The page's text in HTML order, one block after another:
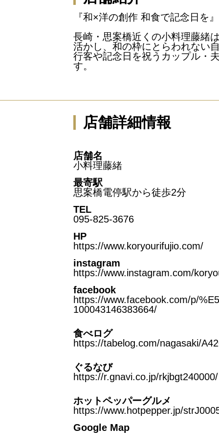
『和×洋の創作 和食で記念日を』
長崎・思案橋近くの小料理藤緒
活かし、和の枠にとらわれない
行客や記念日を祝うカップル・
す。
店舗詳細情報
店舗名
小料理藤緒
最寄駅
思案橋電停駅から徒歩2分
TEL
095-825-3676
HP
https://www.koryourifujio.com/
instagram
https://www.instagram.com/
facebook
https://www.facebook.com/p/
100043146383664/
食べログ
https://tabelog.com/nagasaki/
ぐるなび
https://r.gnavi.co.jp/rkjbgt240000/
ホットペッパーグルメ
https://www.hotpepper.jp/
Google Map